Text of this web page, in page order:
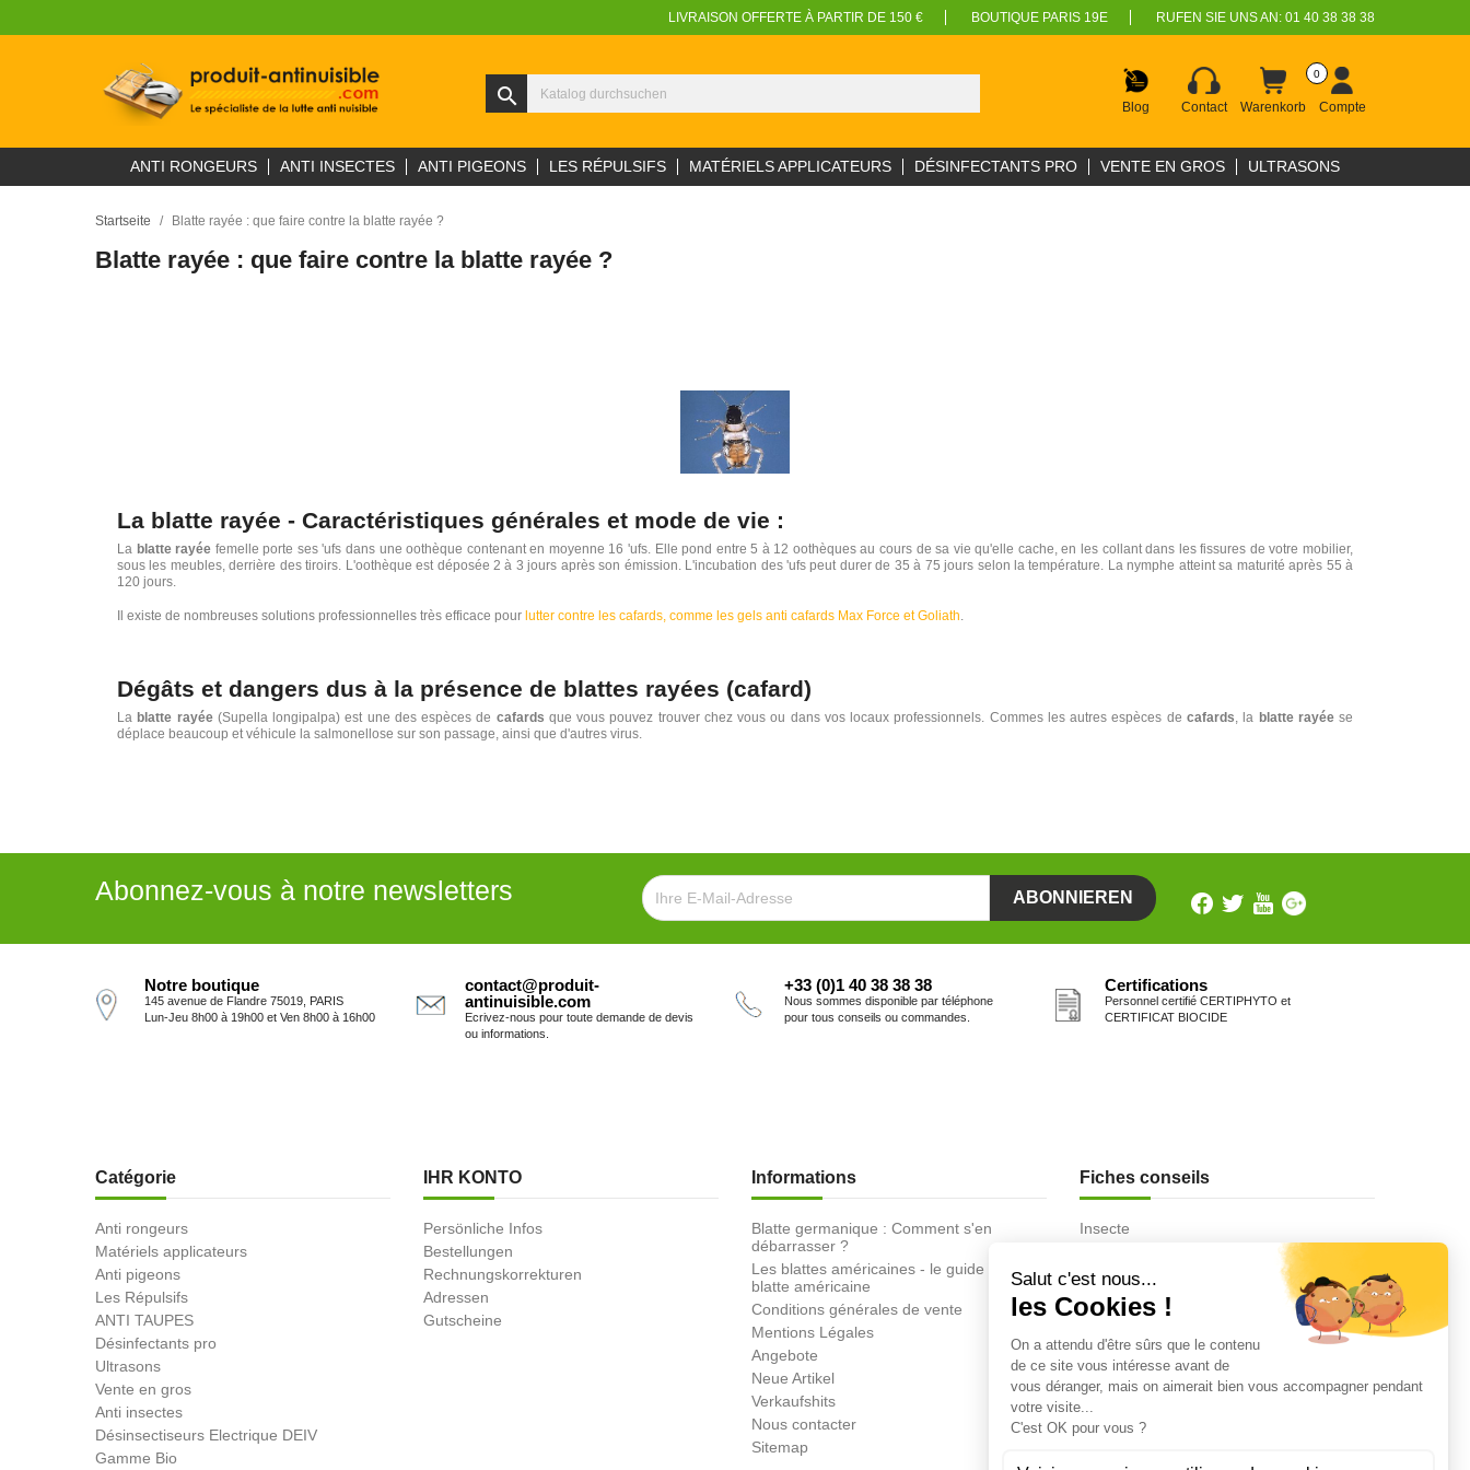
LIVRAISON OFFERTE À PARTIR DE 150 € BOUTIQUE PARIS 19E RUFEN SIE UNS AN: 01 40 38 38 38
search Blog Contact Warenkorb
0
Compte
ANTI RONGEURS ANTI INSECTES ANTI PIGEONS LES RÉPULSIFS MATÉRIELS APPLICATEURS DÉSINFECTANTS PRO VENTE EN GROS ULTRASONS
Startseite Blatte rayée : que faire contre la blatte rayée ?
Blatte rayée : que faire contre la blatte rayée ?
La blatte rayée - Caractéristiques générales et mode de vie :
La blatte rayée femelle porte ses 'ufs dans une oothèque contenant en moyenne 16 'ufs. Elle pond entre 5 à 12 oothèques au cours de sa vie qu'elle cache, en les collant dans les fissures de votre mobilier,
sous les meubles, derrière des tiroirs. L'oothèque est déposée 2 à 3 jours après son émission. L'incubation des 'ufs peut durer de 35 à 75 jours selon la température. La nymphe atteint sa maturité après 55 à
120 jours.
Il existe de nombreuses solutions professionnelles très efficace pour lutter contre les cafards, comme les gels anti cafards Max Force et Goliath.
Dégâts et dangers dus à la présence de blattes rayées (cafard)
La blatte rayée(Supella longipalpa) est une des espèces de cafards que vous pouvez trouver chez vous ou dans vos locaux professionnels. Commes les autres espèces de cafards, la blatte rayéese
déplace beaucoup et véhicule la salmonellose sur son passage, ainsi que d'autres virus.
Abonnez-vous à notre newsletters
Notre boutique
145 avenue de Flandre 75019, PARIS
Lun-Jeu 8h00 à 19h00 et Ven 8h00 à 16h00
contact@produit-
antinuisible.com
Ecrivez-nous pour toute demande de devis
ou informations.
+33 (0)1 40 38 38 38
Nous sommes disponible par téléphone
pour tous conseils ou commandes.
Certifications
Personnel certifié CERTIPHYTO et
CERTIFICAT BIOCIDE
Catégorie
Anti rongeurs
Matériels applicateurs
Anti pigeons
Les Répulsifs
ANTI TAUPES
Désinfectants pro
Ultrasons
Vente en gros
Anti insectes
Désinsectiseurs Electrique DEIV
Gamme Bio
IHR KONTO
Persönliche Infos
Bestellungen
Rechnungskorrekturen
Adressen
Gutscheine
Informations
Blatte germanique : Comment s'en
débarrasser ?
Les blattes américaines - le guide de la
blatte américaine
Conditions générales de vente
Mentions Légales
Angebote
Neue Artikel
Verkaufshits
Nous contacter
Sitemap
Fiches conseils
Insecte